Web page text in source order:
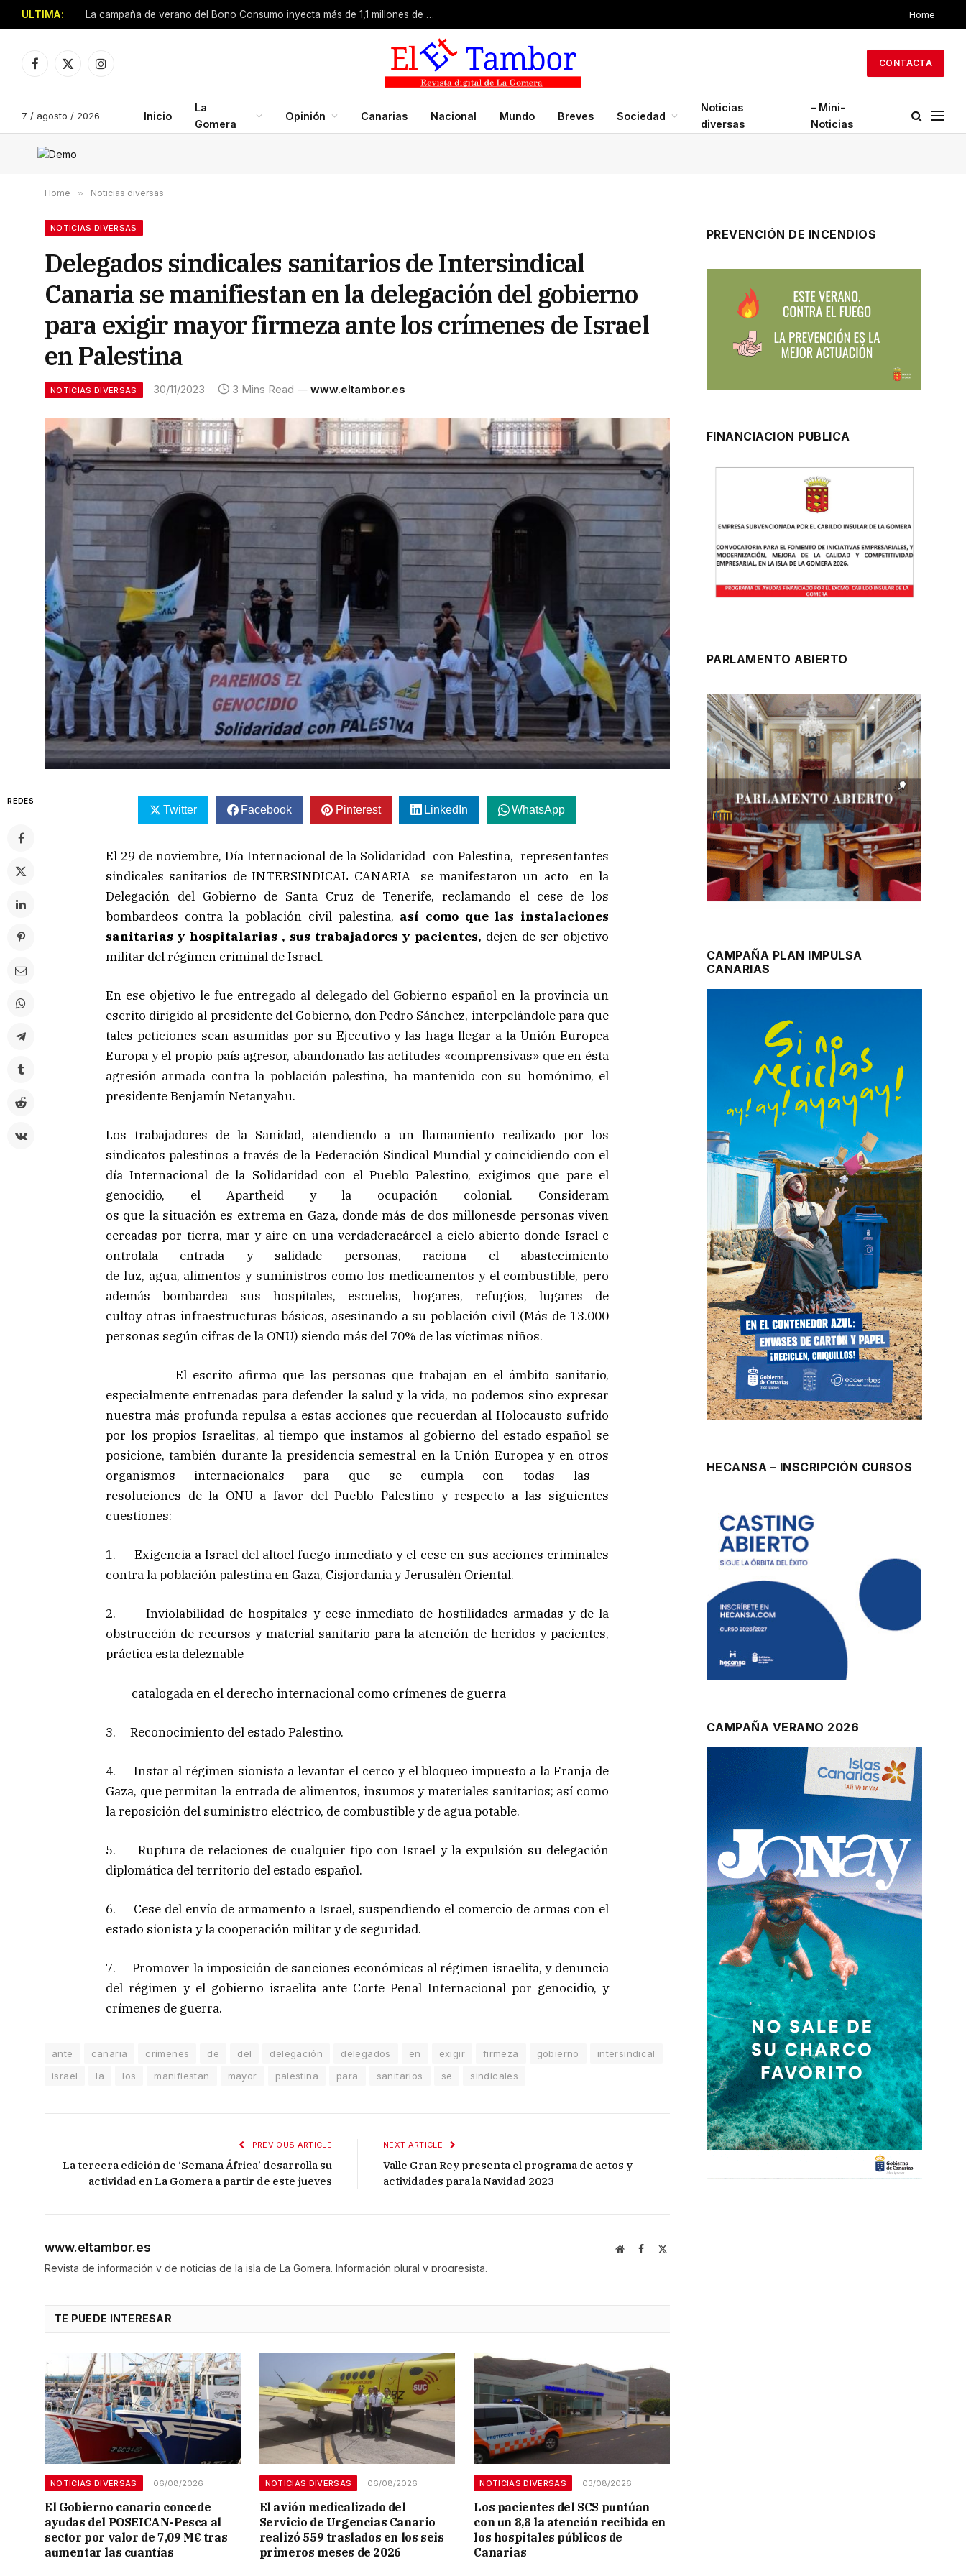
ULTIMA: La campaña de verano del Bono Consumo inyecta más de 1,1 millones de euros en el tejido económico de La Gomera Home
Facebook
X
Instagram
CONTACTA
7 / agosto / 2026 Inicio
La
Gomera
Opinión Canarias Nacional Mundo Breves Sociedad
Noticias
diversas
– Mini-
Noticias
Home » Noticias diversas
NOTICIAS DIVERSAS
Delegados sindicales sanitarios de Intersindical
Canaria se manifiestan en la delegación del gobierno
para exigir mayor firmeza ante los crímenes de Israel
en Palestina
NOTICIAS DIVERSAS 30/11/2023 3 Mins Read www.eltambor.es
REDES
Twitter Facebook Pinterest LinkedIn WhatsApp
El 29 de noviembre, Día Internacional de la Solidaridad con Palestina, representantes
sindicales sanitarios de INTERSINDICAL CANARIA se manifestaron un acto en la
Delegación del Gobierno de Santa Cruz de Tenerife, reclamando el cese de los
bombardeos contra la población civil palestina, así como que las instalaciones
sanitarias y hospitalarias , sus trabajadores y pacientes, dejen de ser objetivo
militar del régimen criminal de Israel.
En ese objetivo le fue entregado al delegado del Gobierno español en la provincia un
escrito dirigido al presidente del Gobierno, don Pedro Sánchez, interpelándole para que
tales peticiones sean asumidas por su Ejecutivo y las haga llegar a la Unión Europea
Europa y el propio país agresor, abandonado las actitudes «comprensivas» que en ésta
agresión armada contra la población palestina, ha mantenido con su homónimo, el
presidente Benjamín Netanyahu.
Los trabajadores de la Sanidad, atendiendo a un llamamiento realizado por los
sindicatos palestinos a través de la Federación Sindical Mundial y coincidiendo con el
día Internacional de la Solidaridad con el Pueblo Palestino, exigimos que pare el
genocidio, el Apartheid y la ocupación colonial. Consideram
os que la situación es extremaen Gaza, donde más de dos millonesde personas viven
cercadas por tierra, mar y aire en una verdaderacárcel a cielo abierto donde Israel c
ontrolala entrada y salidade personas, raciona el abastecimiento
de luz, agua, alimentos y suministros como los medicamentos y el combustible, pero
además bombardea sus hospitales, escuelas, hogares, refugios, lugares de
cultoy otras infraestructuras básicas, asesinando a su población civil (Más de 13.000
personas según cifras de la ONU) siendo más del 70% de las víctimas niños.
El escrito afirma que las personas que trabajan en el ámbito sanitario,
especialmente entrenadas para defender la salud y la vida, no podemos sino expresar
nuestra más profunda repulsa a estas acciones que recuerdan al Holocausto sufrido
por los propios Israelitas, al tiempo que instamos al gobierno del estado español se
posicione, también durante la presidencia semestral en la Unión Europea y en otros
organismos internacionales para que se cumpla con todas las
resoluciones de la ONU a favor del Pueblo Palestino y respecto a las siguientes
cuestiones:
1. Exigencia a Israel del altoel fuego inmediato y el cese en sus acciones criminales
contra la población palestina en Gaza, Cisjordania y Jerusalén Oriental.
2. Inviolabilidad de hospitales y cese inmediato de hostilidades armadas y de la
obstrucción de recursos y material sanitario para la atención de heridos y pacientes,
práctica esta deleznable
catalogada en el derecho internacional como crímenes de guerra
3. Reconocimiento del estado Palestino.
4. Instar al régimen sionista a levantar el cerco y el bloqueo impuesto a la Franja de
Gaza, que permitan la entrada de alimentos, insumos y materiales sanitarios; así como
la reposición del suministro eléctrico, de combustible y de agua potable.
5. Ruptura de relaciones de cualquier tipo con Israel y la expulsión su delegación
diplomática del territorio del estado español.
6. Cese del envío de armamento a Israel, suspendiendo el comercio de armas con el
estado sionista y la cooperación militar y de seguridad.
7. Promover la imposición de sanciones económicas al régimen israelita, y denuncia
del régimen y el gobierno israelita ante Corte Penal Internacional por genocidio, y
crímenes de guerra.
ante canaria crímenes de del delegación delegados en exigir firmeza gobierno
intersindical
israel
la los manifiestan mayor palestina para sanitarios se sindicales
PREVIOUS ARTICLE
La tercera edición de ‘Semana África’ desarrolla su
actividad en La Gomera a partir de este jueves
NEXT ARTICLE
Valle Gran Rey presenta el programa de actos y
actividades para la Navidad 2023
www.eltambor.es WebsiteFacebook
Revista de información y de noticias de la isla de La Gomera. Información plural y progresista.
TE PUEDE INTERESAR
NOTICIAS DIVERSAS 06/08/2026
El Gobierno canario concede
ayudas del POSEICAN-Pesca al
sector por valor de 7,09 M€ tras
aumentar las cuantías
NOTICIAS DIVERSAS 06/08/2026
El avión medicalizado del
Servicio de Urgencias Canario
realizó 559 traslados en los seis
primeros meses de 2026
NOTICIAS DIVERSAS 03/08/2026
Los pacientes del SCS puntúan
con un 8,8 la atención recibida en
los hospitales públicos de
Canarias
PREVENCIÓN DE INCENDIOS
FINANCIACION PUBLICA
PARLAMENTO ABIERTO
CAMPAÑA PLAN IMPULSA
CANARIAS
HECANSA – INSCRIPCIÓN CURSOS
CAMPAÑA VERANO 2026